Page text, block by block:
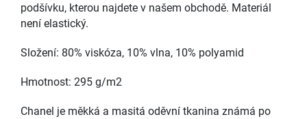
podšívku, kterou najdete v našem obchodě. Materiál
není elastický.
Složení: 80% viskóza, 10% vlna, 10% polyamid
Hmotnost: 295 g/m2
Chanel je měkká a masitá oděvní tkanina známá po